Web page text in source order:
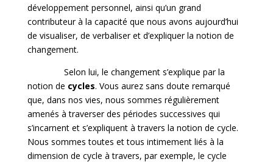
développement personnel, ainsi qu’un grand
contributeur à la capacité que nous avons aujourd’hui
de visualiser, de verbaliser et d’expliquer la notion de
changement.
Selon lui, le changement s’explique par la
notion de cycles. Vous aurez sans doute remarqué
que, dans nos vies, nous sommes régulièrement
amenés à traverser des périodes successives qui
s’incarnent et s’expliquent à travers la notion de cycle.
Nous sommes toutes et tous intimement liés à la
dimension de cycle à travers, par exemple, le cycle